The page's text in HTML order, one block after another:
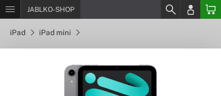
JABLKO-SHOP
iPad iPad mini